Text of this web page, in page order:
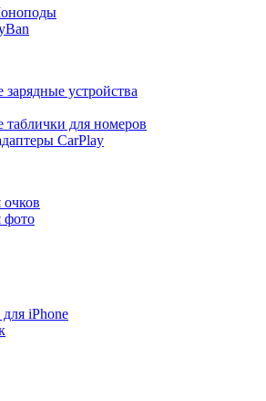
устройства
для номеров
CarPlay
очков
фото
iPhone